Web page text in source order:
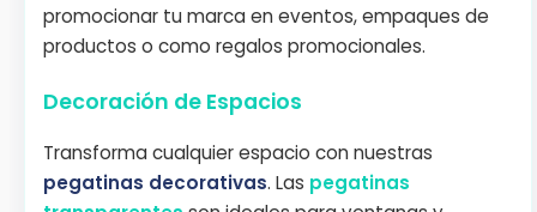
promocionar tu marca en eventos, empaques de
productos o como regalos promocionales.
Decoración de Espacios
Transforma cualquier espacio con nuestras
pegatinas decorativas. Las pegatinas